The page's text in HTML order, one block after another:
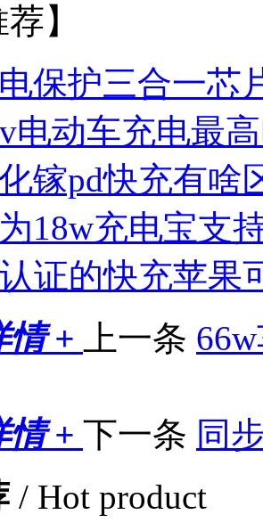
】
保护三合一芯
电动车充电最
镓pd快充有啥
18w充电宝支
证的快充苹果
情 +
上一条
情 + 下一条 同
/ Hot product